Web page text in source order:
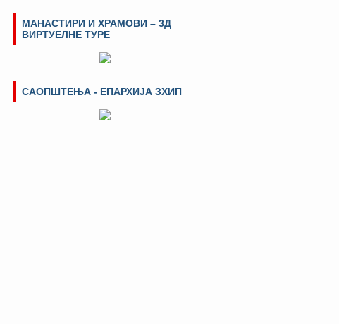
МАНАСТИРИ И ХРАМОВИ – 3Д
ВИРТУЕЛНЕ ТУРЕ
САОПШТЕЊА - ЕПАРХИЈА ЗХИП